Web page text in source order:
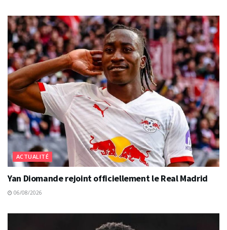
ACTUALITÉ
Yan Diomande rejoint officiellement le Real Madrid
06/08/2026